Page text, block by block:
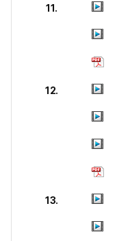
11.
12.
13.